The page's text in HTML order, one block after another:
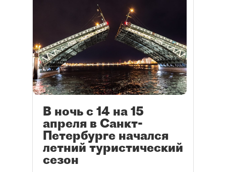
В ночь с 14 на 15
апреля в Санкт-
Петербурге начался
летний туристический
сезон